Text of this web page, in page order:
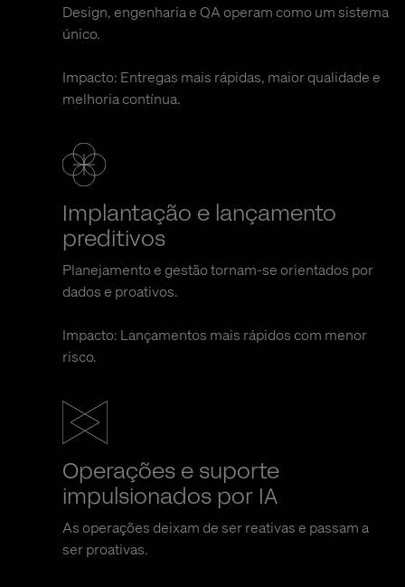
Design, engenharia e QA operam como um sistema
único.
Impacto: Entregas mais rápidas, maior qualidade e
melhoria contínua.
Implantação e lançamento
preditivos
Planejamento e gestão tornam-se orientados por
dados e proativos.
Impacto: Lançamentos mais rápidos com menor
risco.
Operações e suporte
impulsionados por IA
As operações deixam de ser reativas e passam a
ser proativas.